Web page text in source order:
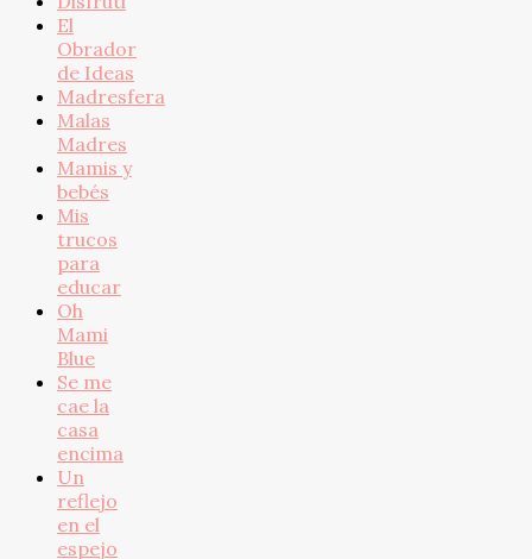
El
Obrador
de Ideas
Madresfera
Malas
Madres
Mamis y
bebés
Mis
trucos
para
educar
Oh
Mami
Blue
Se me
cae la
casa
encima
Un
reflejo
en el
espejo